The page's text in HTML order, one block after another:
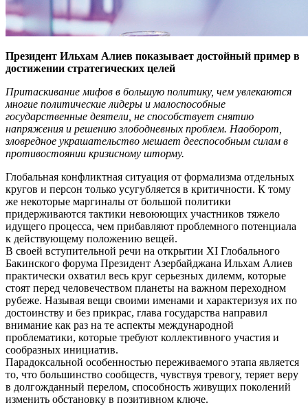
Президент Ильхам Алиев показывает достойный пример в
достижении стратегических целей
Притаскивание мифов в большую политику, чем увлекаются
многие политические лидеры и малоспособные
государственные деятели, не способствует снятию
напряжения и решению злободневных проблем. Наоборот,
зловредное украшательство мешает дееспособным силам в
противостоянии кризисному шторму.
Глобальная конфликтная ситуация от формализма отдельных
кругов и персон только усугубляется в критичности. К тому
же некоторые маргиналы от большой политики
придерживаются тактики невоюющих участников тяжело
идущего процесса, чем прибавляют проблемного потенциала
к действующему положению вещей.
В своей вступительной речи на открытии XI Глобального
Бакинского форума Президент Азербайджана Ильхам Алиев
практически охватил весь круг серьезных дилемм, которые
стоят перед человечеством планеты на важном переходном
рубеже. Называя вещи своими именами и характеризуя их по
достоинству и без прикрас, глава государства направил
внимание как раз на те аспекты международной
проблематики, которые требуют коллективного участия и
сообразных инициатив.
Парадоксальной особенностью переживаемого этапа является
то, что большинство сообществ, чувствуя тревогу, теряет веру
в долгожданный перелом, способность живущих поколений
изменить обстановку в позитивном ключе.